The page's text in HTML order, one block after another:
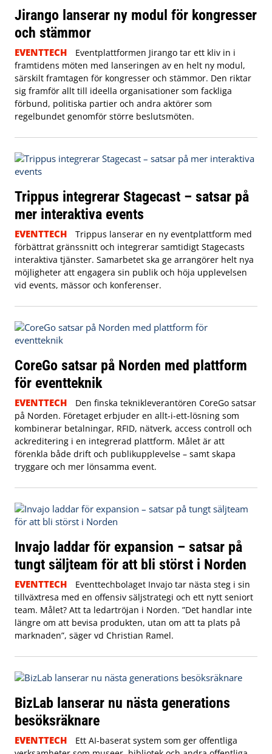
Jirango lanserar ny modul för kongresser
och stämmor
EVENTTECH
Eventplattformen Jirango tar ett kliv in i
framtidens möten med lanseringen av en helt ny modul,
särskilt framtagen för kongresser och stämmor. Den riktar
sig framför allt till ideella organisationer som fackliga
förbund, politiska partier och andra aktörer som
regelbundet genomför större beslutsmöten.
Trippus integrerar Stagecast – satsar på
mer interaktiva events
EVENTTECH
Trippus lanserar en ny eventplattform med
förbättrat gränssnitt och integrerar samtidigt Stagecasts
interaktiva tjänster. Samarbetet ska ge arrangörer helt nya
möjligheter att engagera sin publik och höja upplevelsen
vid events, mässor och konferenser.
CoreGo satsar på Norden med plattform
för eventteknik
EVENTTECH
Den finska teknikleverantören CoreGo satsar
på Norden. Företaget erbjuder en allt-i-ett-lösning som
kombinerar betalningar, RFID, nätverk, access controll och
ackreditering i en integrerad plattform. Målet är att
förenkla både drift och publikupplevelse – samt skapa
tryggare och mer lönsamma event.
Invajo laddar för expansion – satsar på
tungt säljteam för att bli störst i Norden
EVENTTECH
Eventtechbolaget Invajo tar nästa steg i sin
tillväxtresa med en offensiv säljstrategi och ett nytt seniort
team. Målet? Att ta ledartröjan i Norden. ”Det handlar inte
längre om att bevisa produkten, utan om att ta plats på
marknaden”, säger vd Christian Ramel.
BizLab lanserar nu nästa generations
besöksräknare
EVENTTECH
Ett AI-baserat system som ger offentliga